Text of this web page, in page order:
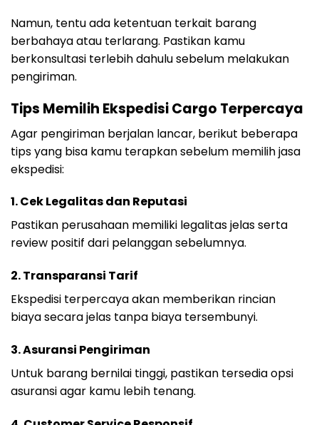
Namun, tentu ada ketentuan terkait barang
berbahaya atau terlarang. Pastikan kamu
berkonsultasi terlebih dahulu sebelum melakukan
pengiriman.
Tips Memilih Ekspedisi Cargo Terpercaya
Agar pengiriman berjalan lancar, berikut beberapa
tips yang bisa kamu terapkan sebelum memilih jasa
ekspedisi:
1. Cek Legalitas dan Reputasi
Pastikan perusahaan memiliki legalitas jelas serta
review positif dari pelanggan sebelumnya.
2. Transparansi Tarif
Ekspedisi terpercaya akan memberikan rincian
biaya secara jelas tanpa biaya tersembunyi.
3. Asuransi Pengiriman
Untuk barang bernilai tinggi, pastikan tersedia opsi
asuransi agar kamu lebih tenang.